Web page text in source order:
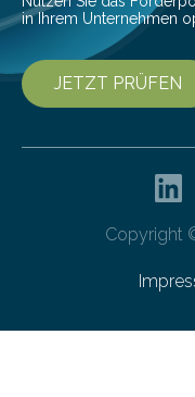
in Ihrem Unternehmen
JETZT PRÜFEN
Copyright